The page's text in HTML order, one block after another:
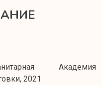
Академия
2021